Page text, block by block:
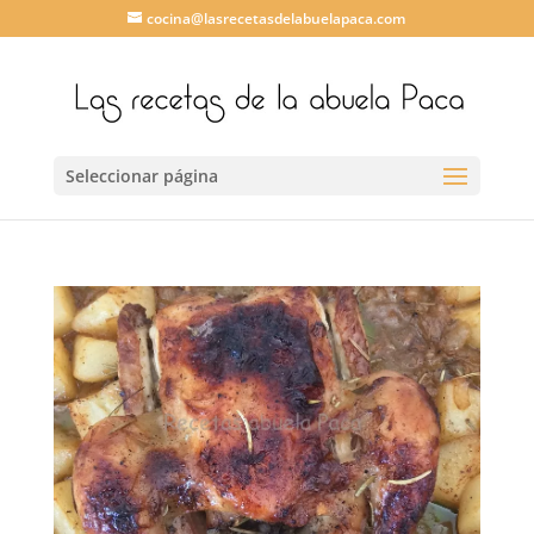
cocina@lasrecetasdelabuelapaca.com
Seleccionar página